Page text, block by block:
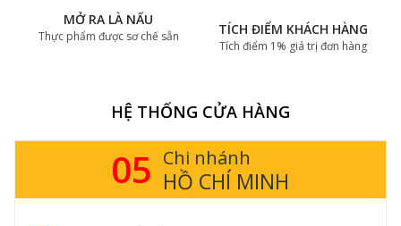
MỞ RA LÀ NẤU
Thực phẩm được sơ chế sẵn TÍCH ĐIỂM KHÁCH HÀNG
Tích điểm 1% giá trị đơn hàng
HỆ THỐNG CỬA HÀNG
05 Chi nhánh
HỒ CHÍ MINH